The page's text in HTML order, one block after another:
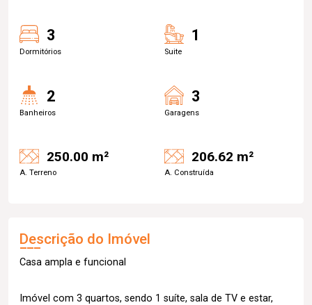
3
Dormitórios
1
Suite
2
Banheiros
3
Garagens
250.00 m²
A. Terreno
206.62 m²
A. Construída
Descrição do Imóvel
Casa ampla e funcional
Imóvel com 3 quartos, sendo 1 suíte, sala de TV e estar,